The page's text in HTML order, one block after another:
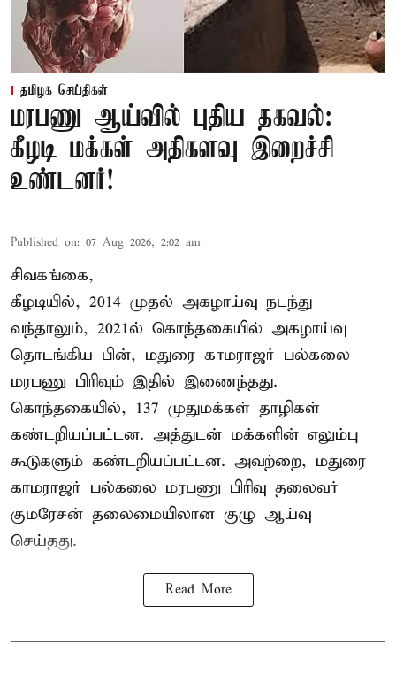
தமிழக செய்திகள்
மரபணு ஆய்வில் புதிய தகவல்:
கீழடி மக்கள் அதிகளவு இறைச்சி
உண்டனர்!
Published on: 07 Aug 2026, 2:02 am
சிவகங்கை,
கீழடியில், 2014 முதல் அகழாய்வு நடந்து
வந்தாலும், 2021ல் கொந்தகையில் அகழாய்வு
தொடங்கிய பின், மதுரை காமராஜர் பல்கலை
மரபணு பிரிவும் இதில் இணைந்தது.
கொந்தகையில், 137 முதுமக்கள் தாழிகள்
கண்டறியப்பட்டன. அத்துடன் மக்களின் எலும்பு
கூடுகளும் கண்டறியப்பட்டன. அவற்றை, மதுரை
காமராஜர் பல்கலை மரபணு பிரிவு தலைவர்
குமரேசன் தலைமையிலான குழு ஆய்வு
செய்தது.
Read More